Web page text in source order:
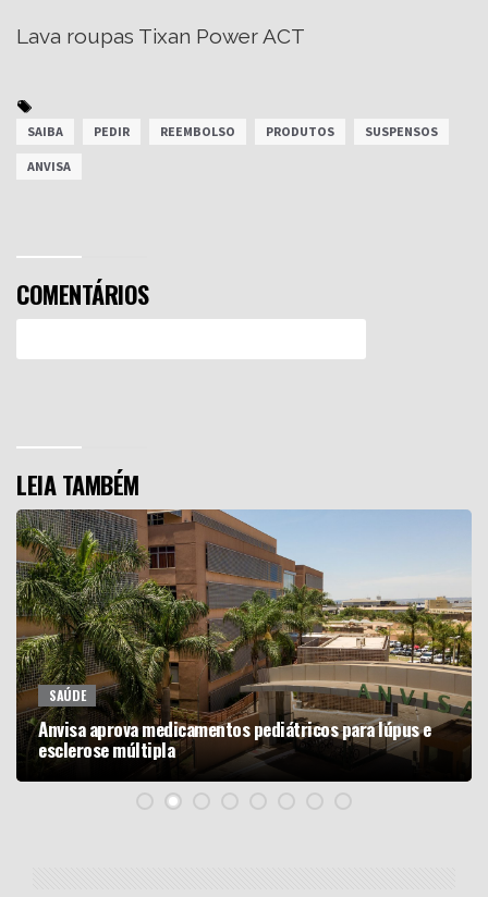
Lava roupas Tixan Power ACT
SAIBA PEDIR REEMBOLSO PRODUTOS SUSPENSOS
ANVISA
COMENTÁRIOS
LEIA TAMBÉM
SAÚDE
Anvisa aprova medicamentos pediátricos para lúpus e
esclerose múltipla